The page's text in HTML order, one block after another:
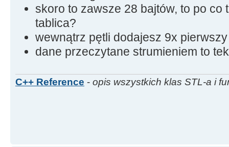
for
Memo1->Lines->Add(
Edit24->Text=
skoro to zawsze 28 bajtów, to po co
tablica?
wewnątrz pętli dodajesz 9x
dane przeczytane strumieniem to
C++ Reference - opis wszystkich klas STL-a i